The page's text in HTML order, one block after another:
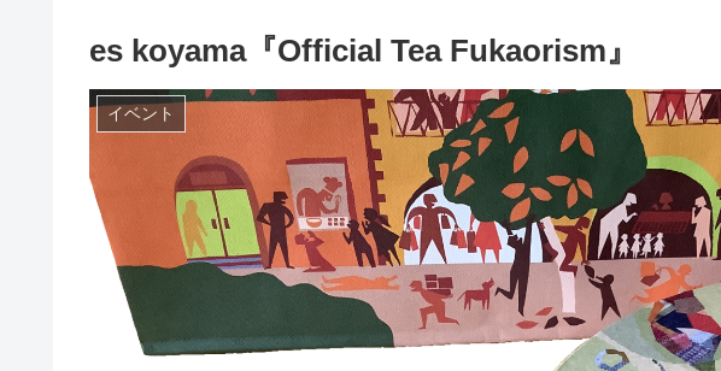
es koyama『Official Tea Fukaorism』
イベント